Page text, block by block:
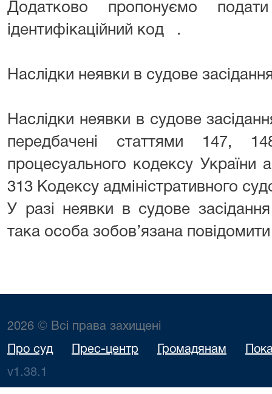
Додатково пропонуємо
ідентифікаційний код .
Наслідки неявки в судове
Наслідки неявки в судове
передбачені статтями 147,
процесуального кодексу України
313 Кодексу адміністративного
У разі неявки в судове
така особа зобов’язана
2026 © Всі права захищені
Про суд Прес-центр Громадянам
v1.38.1